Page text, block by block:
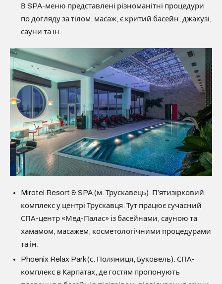
В SPA-меню представлені різноманітні процедури
по догляду за тілом, масаж, є критий басейн, джакузі,
сауни та ін.
Mirotel Resort & SPA (м. Трускавець). П’ятизірковий
комплекс у центрі Трускавця. Тут працює сучасний
СПА-центр «Мед-Палас» із басейнами, сауною та
хамамом, масажем, косметологічними процедурами
та ін.
Phoenix Relax Park (с. Поляниця, Буковель). СПА-
комплекс в Карпатах, де гостям пропонують